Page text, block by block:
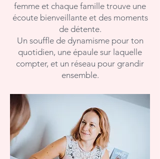
femme et chaque famille trouve une
écoute bienveillante et des moments
de détente.
Un souffle de dynamisme pour ton
quotidien, une épaule sur laquelle
compter, et un réseau pour grandir
ensemble.